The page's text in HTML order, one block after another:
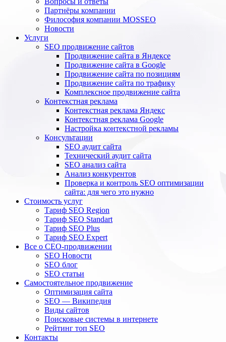
Партнёры компании
Философия компании MOSSEO
Новости
Услуги
SEO продвижение сайтов
Продвижение сайта в Яндексе
Продвижение сайта в Google
Продвижение сайта по позициям
Продвижение сайта по трафику
Комплексное продвижение сайта
Контекстная реклама
Контекстная реклама Яндекс
Контекстная реклама Google
Настройка контекстной рекламы
Консультации
SEO аудит сайта
Технический аудит сайта
SEO анализ сайта
Анализ конкурентов
Проверка и контроль SEO оптимизации
сайта: для чего это нужно
Стоимость услуг
Тариф SEO Region
Тариф SEO Standart
Тариф SEO Plus
Тариф SEO Expert
Все о СЕО-продвижении
SEO Новости
SEO блог
SEO статьи
Самостоятельное продвижение
Оптимизация сайта
SEO — Википедия
Виды сайтов
Поисковые системы в интернете
Рейтинг топ SEO
Контакты